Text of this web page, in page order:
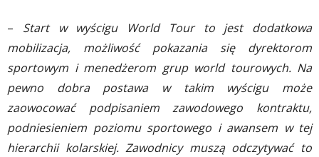
– Start w wyścigu World Tour to jest dodatkowa
mobilizacja, możliwość pokazania się dyrektorom
sportowym i menedżerom grup world tourowych. Na
pewno dobra postawa w takim wyścigu może
zaowocować podpisaniem zawodowego kontraktu,
podniesieniem poziomu sportowego i awansem w tej
hierarchii kolarskiej. Zawodnicy muszą odczytywać to